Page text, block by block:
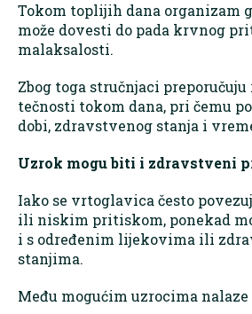
Tokom toplijih dana organizam
može dovesti do pada krvnog
malaksalosti.
Zbog toga stručnjaci
tečnosti tokom dana, pri čemu
dobi, zdravstvenog stanja i
Uzrok mogu biti i zdravstveni
Iako se vrtoglavica često
ili niskim pritiskom, ponekad
i s određenim lijekovima ili
stanjima.
Među mogućim uzrocima nalaze